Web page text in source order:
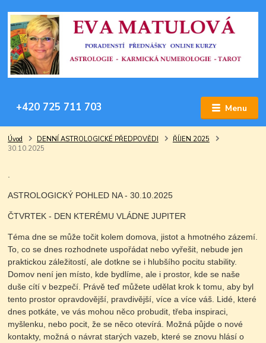
Menu
+420 725 711 703
Úvod DENNÍ ASTROLOGICKÉ PŘEDPOVĚDI
ŘÍJEN 2025
30.10.2025
.
ASTROLOGICKÝ POHLED NA - 30.10.2025
ČTVRTEK - DEN KTERÉMU VLÁDNE JUPITER
Téma dne se může točit kolem domova, jistot a hmotného zázemí.
To, co se dnes rozhodnete uspořádat nebo vyřešit, nebude jen
praktickou záležitostí, ale dotkne se i hlubšího pocitu stability.
Domov není jen místo, kde bydlíme, ale i prostor, kde se naše
duše cítí v bezpečí. Právě teď můžete udělat krok k tomu, aby byl
tento prostor opravdovější, pravdivější, více a více váš. Lidé, které
dnes potkáte, ve vás mohou něco probudit, třeba inspiraci,
myšlenku, nebo pocit, že se něco otevírá. Možná půjde o nové
kontakty, možná o návrat starých vazeb, které se znovu hlásí o